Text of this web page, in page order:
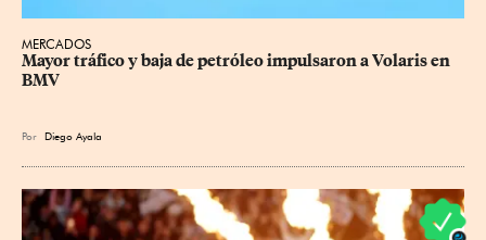
MERCADOS
Mayor tráfico y baja de petróleo impulsaron a Volaris en
BMV
Por Diego Ayala